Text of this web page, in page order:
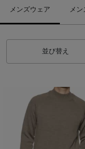
メンズウェア メン
並び替え